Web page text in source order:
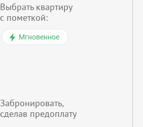
Выбрать квартиру
с пометкой:
Мгновенное
Забронировать,
сделав предоплату